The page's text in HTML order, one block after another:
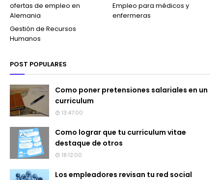
ofertas de empleo en
Alemania
Empleo para médicos y
enfermeras
Gestión de Recursos
Humanos
POST POPULARES
Como poner pretensiones salariales en un
curriculum
13:47:00
Como lograr que tu curriculum vitae
destaque de otros
18:12:00
Los empleadores revisan tu red social